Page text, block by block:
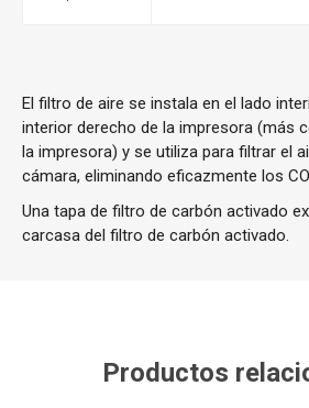
El filtro de aire se instala en el lado
interior derecho de la impresora (más
la impresora) y se utiliza para filtrar el
cámara, eliminando eficazmente los
Una tapa de filtro de carbón activado
carcasa del filtro de carbón activado.
Productos